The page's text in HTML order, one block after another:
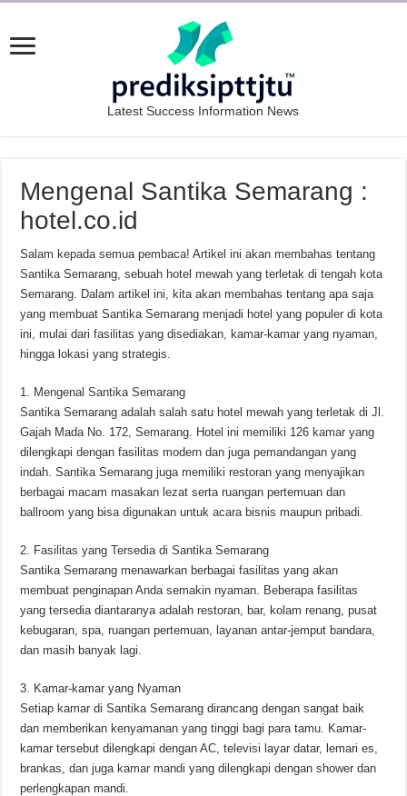
Latest Success Information News
Mengenal Santika Semarang :
hotel.co.id
Salam kepada semua pembaca! Artikel ini akan membahas tentang
Santika Semarang, sebuah hotel mewah yang terletak di tengah kota
Semarang. Dalam artikel ini, kita akan membahas tentang apa saja
yang membuat Santika Semarang menjadi hotel yang populer di kota
ini, mulai dari fasilitas yang disediakan, kamar-kamar yang nyaman,
hingga lokasi yang strategis.
1. Mengenal Santika Semarang
Santika Semarang adalah salah satu hotel mewah yang terletak di Jl.
Gajah Mada No. 172, Semarang. Hotel ini memiliki 126 kamar yang
dilengkapi dengan fasilitas modern dan juga pemandangan yang
indah. Santika Semarang juga memiliki restoran yang menyajikan
berbagai macam masakan lezat serta ruangan pertemuan dan
ballroom yang bisa digunakan untuk acara bisnis maupun pribadi.
2. Fasilitas yang Tersedia di Santika Semarang
Santika Semarang menawarkan berbagai fasilitas yang akan
membuat penginapan Anda semakin nyaman. Beberapa fasilitas
yang tersedia diantaranya adalah restoran, bar, kolam renang, pusat
kebugaran, spa, ruangan pertemuan, layanan antar-jemput bandara,
dan masih banyak lagi.
3. Kamar-kamar yang Nyaman
Setiap kamar di Santika Semarang dirancang dengan sangat baik
dan memberikan kenyamanan yang tinggi bagi para tamu. Kamar-
kamar tersebut dilengkapi dengan AC, televisi layar datar, lemari es,
brankas, dan juga kamar mandi yang dilengkapi dengan shower dan
perlengkapan mandi.